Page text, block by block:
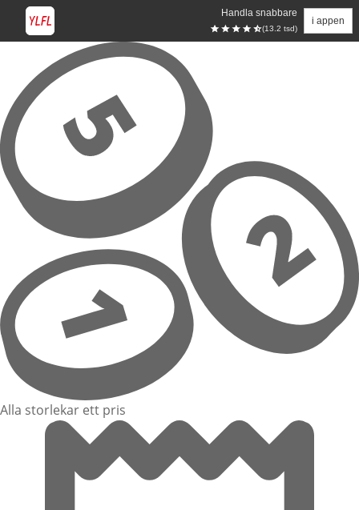
Handla snabbare
(13.2 tsd)
i appen
Hoppa till huvudinnehåll
Alla storlekar ett pris